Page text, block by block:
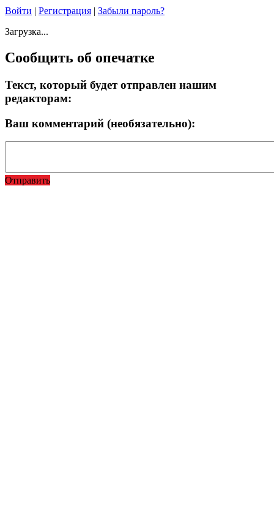
Войти | Регистрация | Забыли пароль?
Загрузка...
Сообщить об опечатке
Текст, который будет отправлен нашим
редакторам:
Ваш комментарий (необязательно):
Отправить